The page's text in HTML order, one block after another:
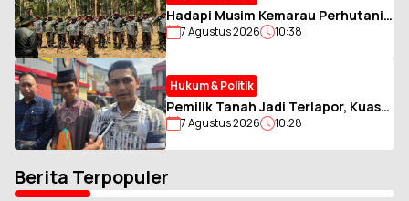
Hadapi Musim Kemarau Perhutani
Bondowoso Gelar Simulasi
7 Agustus 2026 10:38
Hukum & Politik
Pemilik Tanah Jadi Terlapor, Kuasa
Hukum Minta Pembuktian Akta Jual
7 Agustus 2026 10:28
Berita Terpopuler